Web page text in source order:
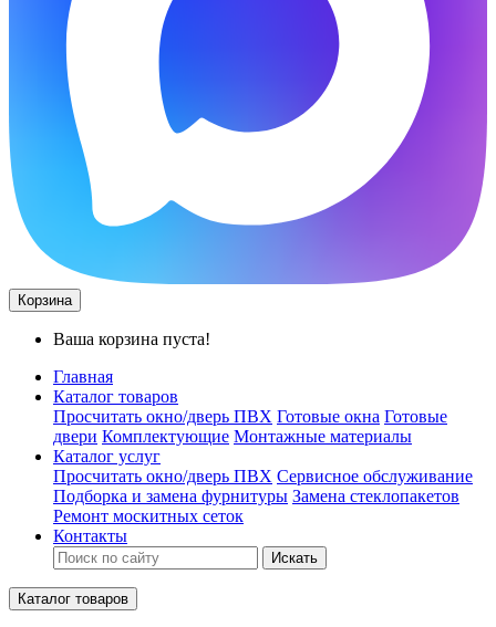
Корзина
Ваша корзина пуста!
Главная
Каталог товаров
Просчитать окно/дверь ПВХ Готовые окна Готовые
двери Комплектующие Монтажные материалы
Каталог услуг
Просчитать окно/дверь ПВХ Сервисное обслуживание
Подборка и замена фурнитуры Замена стеклопакетов
Ремонт москитных сеток
Контакты
Искать
Каталог товаров